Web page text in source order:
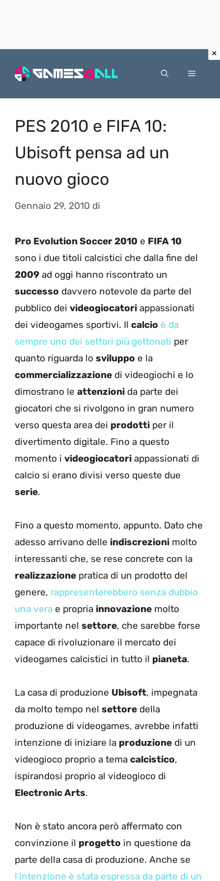
Menu
PES 2010 e FIFA 10:
Ubisoft pensa ad un
nuovo gioco
Gennaio 29, 2010 di
Pro Evolution Soccer 2010 e FIFA 10
sono i due titoli calcistici che dalla fine del
2009 ad oggi hanno riscontrato un
successo davvero notevole da parte del
pubblico dei videogiocatori appassionati
dei videogames sportivi. Il calcio è da
sempre uno dei settori più gettonati per
quanto riguarda lo sviluppo e la
commercializzazione di videogiochi e lo
dimostrano le attenzioni da parte dei
giocatori che si rivolgono in gran numero
verso questa area dei prodotti per il
divertimento digitale. Fino a questo
momento i videogiocatori appassionati di
calcio si erano divisi verso queste due
serie.
Fino a questo momento, appunto. Dato che
adesso arrivano delle indiscrezioni molto
interessanti che, se rese concrete con la
realizzazione pratica di un prodotto del
genere, rappresenterebbero senza dubbio
una vera e propria innovazione molto
importante nel settore, che sarebbe forse
capace di rivoluzionare il mercato dei
videogames calcistici in tutto il pianeta.
La casa di produzione Ubisoft, impegnata
da molto tempo nel settore della
produzione di videogames, avrebbe infatti
intenzione di iniziare la produzione di un
videogioco proprio a tema calcistico,
ispirandosi proprio al videogioco di
Electronic Arts.
Non è stato ancora però affermato con
convinzione il progetto in questione da
parte della casa di produzione. Anche se
l’intenzione è stata espressa da parte di un